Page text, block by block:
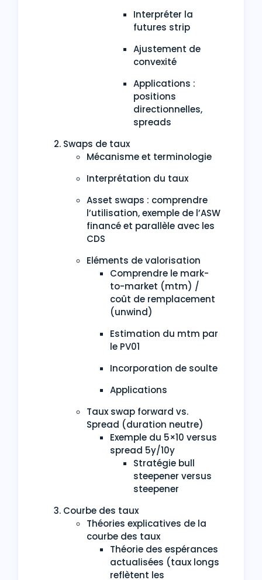
Interpréter la
futures strip
Ajustement de
convexité
Applications :
positions
directionnelles,
spreads
Swaps de taux
Mécanisme et terminologie
Interprétation du taux
Asset swaps : comprendre
l’utilisation, exemple de l’ASW
financé et parallèle avec les
CDS
Eléments de valorisation
Comprendre le mark-
to-market (mtm) /
coût de remplacement
(unwind)
Estimation du mtm par
le PV01
Incorporation de soulte
Applications
Taux swap forward vs.
Spread (duration neutre)
Exemple du 5×10 versus
spread 5y/10y
Stratégie bull
steepener versus
steepener
Courbe des taux
Théories explicatives de la
courbe des taux
Théorie des espérances
actualisées (taux longs
reflètent les